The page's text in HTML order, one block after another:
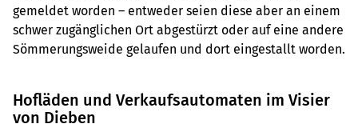
gemeldet worden – entweder seien diese aber an einem
schwer zugänglichen Ort abgestürzt oder auf eine andere
Sömmerungsweide gelaufen und dort eingestallt worden.
Hofläden und Verkaufsautomaten im Visier
von Dieben